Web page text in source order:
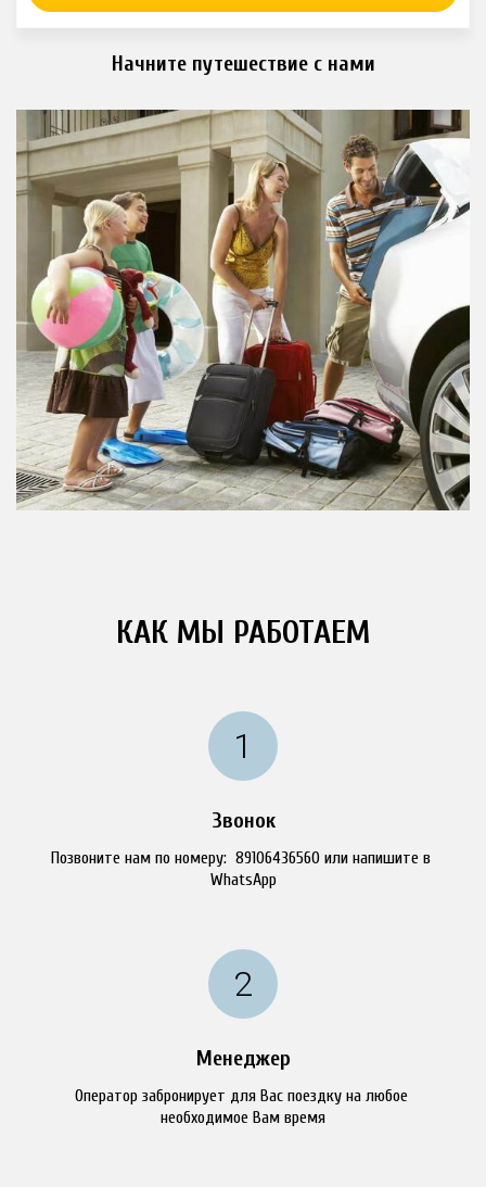
Начните путешествие с нами
КАК МЫ РАБОТАЕМ
Звонок
Позвоните нам по номеру:  89106436560 или напишите в
WhatsApp
Менеджер
Оператор забронирует для Вас поездку на любое
необходимое Вам время